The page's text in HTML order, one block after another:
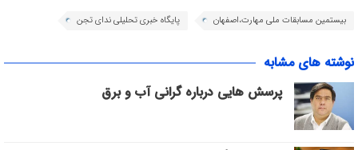
بیستمین مسابقات ملی مهارت،اصفهان پایگاه خبری تحلیلی ندای تجن
نوشته های مشابه
پرسش هایی درباره گرانی آب و برق